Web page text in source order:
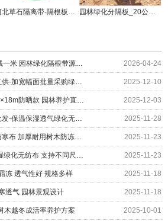
2026-04-24
2025-12-10
2025-12-03
2025-11-28
2025-11-23
2025-11-23
冻 透气性好 规格多样 2025-11-18
透气 园林景观设计 2025-11-18
木越冬成活率养护方案 2025-10-01